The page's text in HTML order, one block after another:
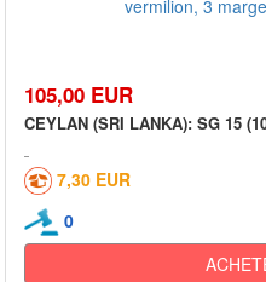
105,00 EUR
CEYLAN (SRI LANKA): SG 15
7,30 EUR
0